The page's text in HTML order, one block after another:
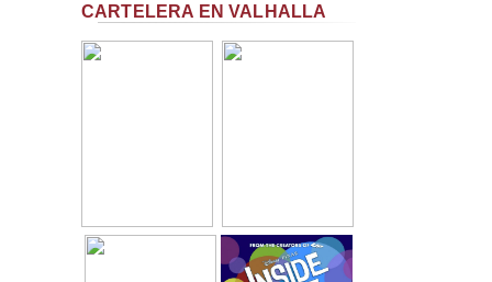
CARTELERA EN VALHALLA